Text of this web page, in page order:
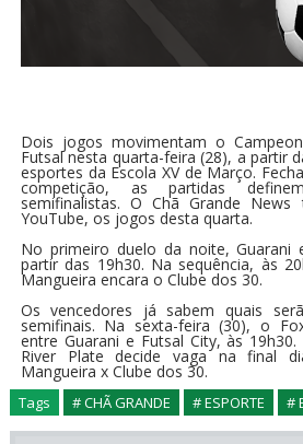
Dois jogos movimentam o
Futsal nesta quarta-feira (28), a partir
esportes da Escola XV de Março.
competição, as partidas
semifinalistas. O Chã Grande
YouTube, os jogos desta quarta.
No primeiro duelo da noite, Guarani
partir das 19h30. Na sequência, às
Mangueira encara o Clube dos 30.
Os vencedores já sabem quais
semifinais. Na sexta-feira (30), o
entre Guarani e Futsal City, às
River Plate decide vaga na final
Mangueira x Clube dos 30.
Tags # CHÃ GRANDE # ESPORTE #